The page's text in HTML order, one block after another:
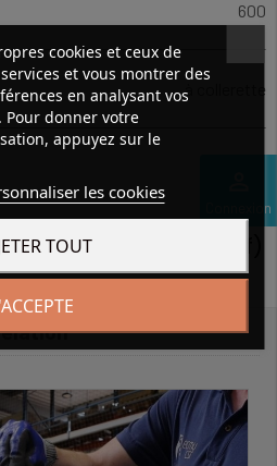
Connexion
600
à collerette
documentation (pdf)
cookies et ceux de
et vous montrer des
en analysant vos
donner votre
appuyez sur le
les cookies
TOUT